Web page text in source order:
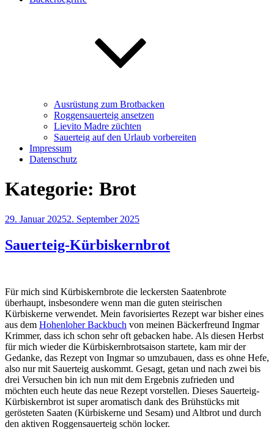
Ausrüstung zum Brotbacken
Roggensauerteig ansetzen
Lievito Madre züchten
Sauerteig auf den Urlaub vorbereiten
Impressum
Datenschutz
Kategorie: Brot
Veröffentlicht
29. Januar 20252. September 2025
Sauerteig-Kürbiskernbrot
Für mich sind Kürbiskernbrote die leckersten Saatenbrote
überhaupt, insbesondere wenn man die guten steirischen
Kürbiskerne verwendet. Mein favorisiertes Rezept war bisher eines
aus dem Hohenloher Backbuch von meinen Bäckerfreund Ingmar
Krimmer, dass ich schon sehr oft gebacken habe. Als diesen Herbst
für mich wieder die Kürbiskernbrotsaison startete, kam mir der
Gedanke, das Rezept von Ingmar so umzubauen, dass es ohne Hefe,
also nur mit Sauerteig auskommt. Gesagt, getan und nach zwei bis
drei Versuchen bin ich nun mit dem Ergebnis zufrieden und
möchten euch heute das neue Rezept vorstellen. Dieses Sauerteig-
Kürbiskernbrot ist super aromatisch dank des Brühstücks mit
gerösteten Saaten (Kürbiskerne und Sesam) und Altbrot und durch
den aktiven Roggensauerteig schön locker.